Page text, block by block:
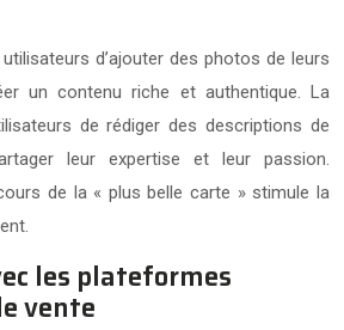
d’ajouter des photos de leurs
un contenu riche et authentique. La
de rédiger des descriptions de
leur expertise et leur passion.
de la « plus belle carte » stimule la
les plateformes
vente